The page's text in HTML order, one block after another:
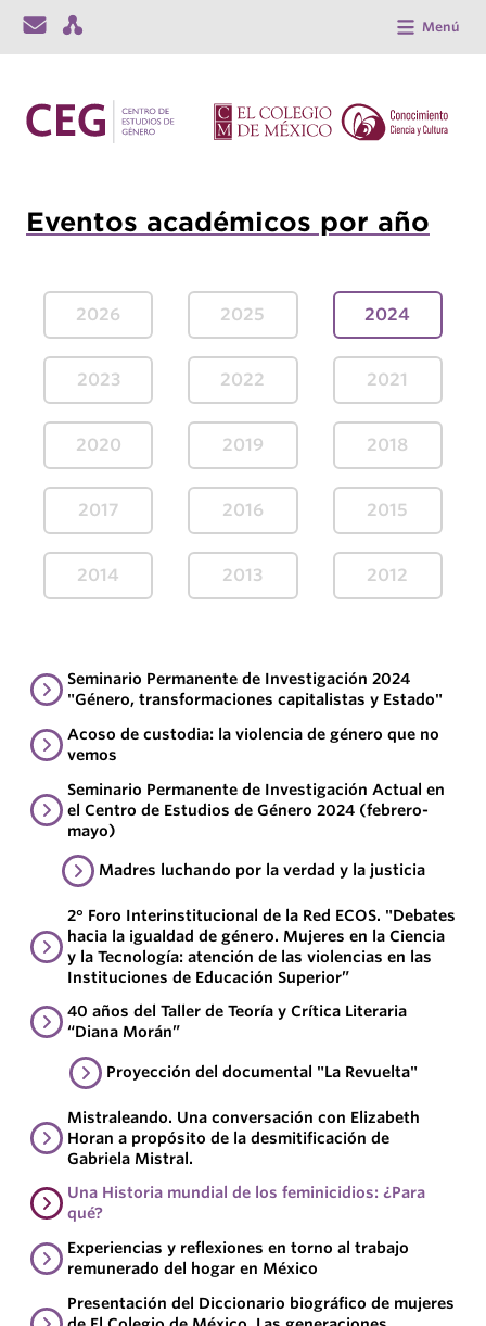
Menú
Eventos académicos por año
2026 2025 2024
2023 2022 2021
2020 2019 2018
2017 2016 2015
2014 2013 2012
Seminario Permanente de Investigación 2024
"Género, transformaciones capitalistas y Estado"
Acoso de custodia: la violencia de género que no
vemos
Seminario Permanente de Investigación Actual en
el Centro de Estudios de Género 2024 (febrero-
mayo)
Madres luchando por la verdad y la justicia
2° Foro Interinstitucional de la Red ECOS. "Debates
hacia la igualdad de género. Mujeres en la Ciencia
y la Tecnología: atención de las violencias en las
Instituciones de Educación Superior”
40 años del Taller de Teoría y Crítica Literaria
“Diana Morán”
Proyección del documental "La Revuelta"
Mistraleando. Una conversación con Elizabeth
Horan a propósito de la desmitificación de
Gabriela Mistral.
Una Historia mundial de los feminicidios: ¿Para
qué?
Experiencias y reflexiones en torno al trabajo
remunerado del hogar en México
Presentación del Diccionario biográfico de mujeres